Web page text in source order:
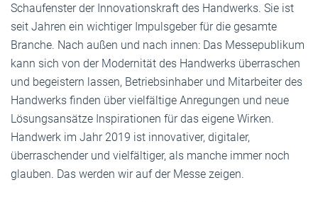
Schaufenster der Innovationskraft des Handwerks. Sie ist
seit Jahren ein wichtiger Impulsgeber für die gesamte
Branche. Nach außen und nach innen: Das Messepublikum
kann sich von der Modernität des Handwerks überraschen
und begeistern lassen, Betriebsinhaber und Mitarbeiter des
Handwerks finden über vielfältige Anregungen und neue
Lösungsansätze Inspirationen für das eigene Wirken.
Handwerk im Jahr 2019 ist innovativer, digitaler,
überraschender und vielfältiger, als manche immer noch
glauben. Das werden wir auf der Messe zeigen.